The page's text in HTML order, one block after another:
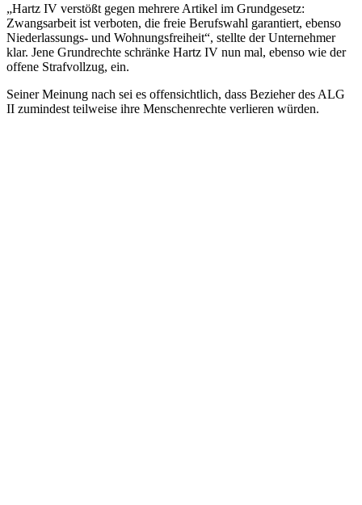
„Hartz IV verstößt gegen mehrere Artikel im Grundgesetz:
Zwangsarbeit ist verboten, die freie Berufswahl garantiert, ebenso
Niederlassungs- und Wohnungsfreiheit“, stellte der Unternehmer
klar. Jene Grundrechte schränke Hartz IV nun mal, ebenso wie der
offene Strafvollzug, ein.
Seiner Meinung nach sei es offensichtlich, dass Bezieher des ALG
II zumindest teilweise ihre Menschenrechte verlieren würden.